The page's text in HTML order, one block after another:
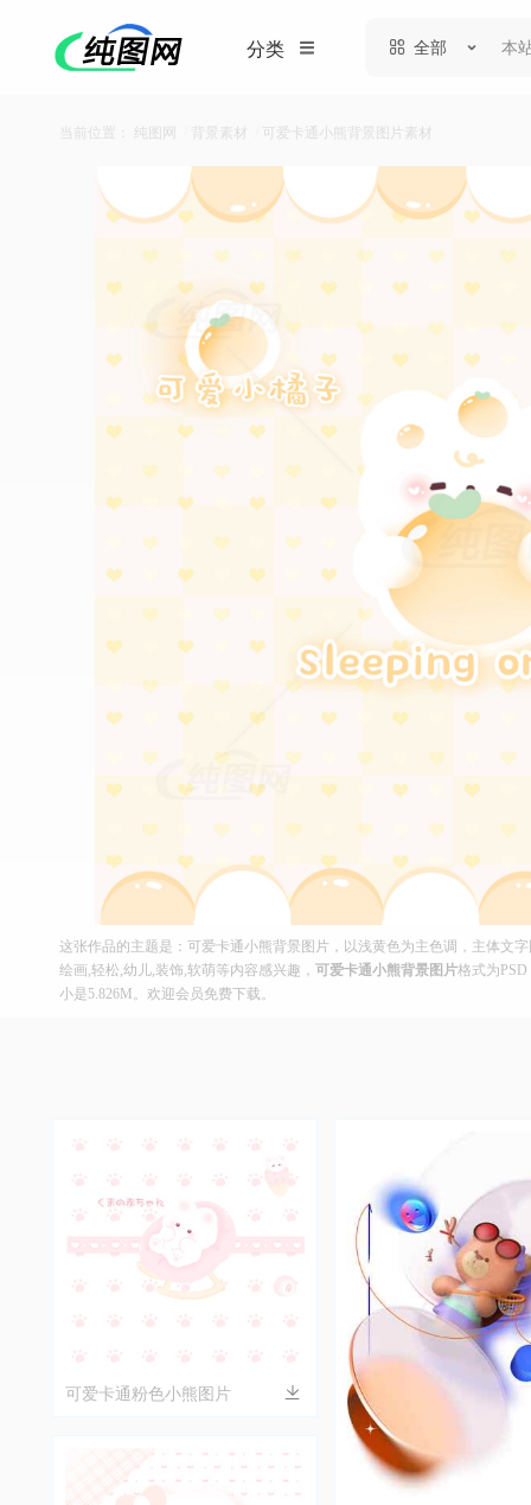
分类 全部
当前位置： 纯图网 背景素材 可爱卡通小熊背景图片素材
这张作品的主题是：可爱卡通小熊背景图片，以浅黄色为主色调，主体文
绘画,轻松,幼儿,装饰,软萌等内容感兴趣， 可爱卡通小熊背景图片格式为
小是5.826M。欢迎会员免费下载。
可爱卡通粉色小熊图片